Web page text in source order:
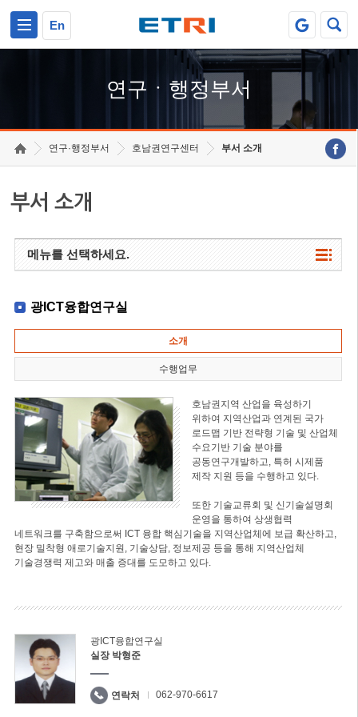
En
연구ㆍ행정부서
연구·행정부서 호남권연구센터 부서 소개
부서 소개
메뉴를 선택하세요.
광ICT융합연구실
소개
수행업무
호남권지역 산업을 육성하기
위하여 지역산업과 연계된 국가
로드맵 기반 전략형 기술 및 산업체
수요기반 기술 분야를
공동연구개발하고, 특허 시제품
제작 지원 등을 수행하고 있다.
또한 기술교류회 및 신기술설명회
운영을 통하여 상생협력
네트워크를 구축함으로써 ICT 융합 핵심기술을 지역산업체에 보급 확산하고,
현장 밀착형 애로기술지원, 기술상담, 정보제공 등을 통해 지역산업체
기술경쟁력 제고와 매출 증대를 도모하고 있다.
광ICT융합연구실
실장 박형준
연락처 062-970-6617